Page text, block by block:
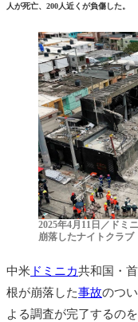
人が死亡、200人近くが負傷した。
2025年4月11日／ドミ
崩落したナイトクラブ
中米 ドミニカ共和国・
根が崩落した事故のつ
よる調査が完了するの